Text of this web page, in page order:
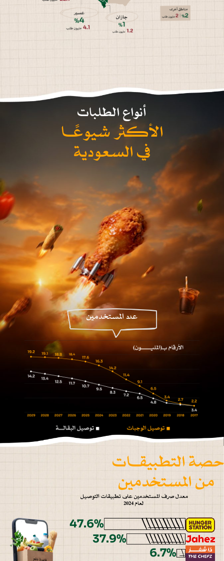
أنواع الطلبات
الأكـثر شيوعًـا
في السعودية
عدد المستخدمين
حصة التطبيقـات
من المستخدمين
معدل صرف المستخدمين على تطبيقات التوصيل
لعام 2024
47.6%
37.9%
6.7%